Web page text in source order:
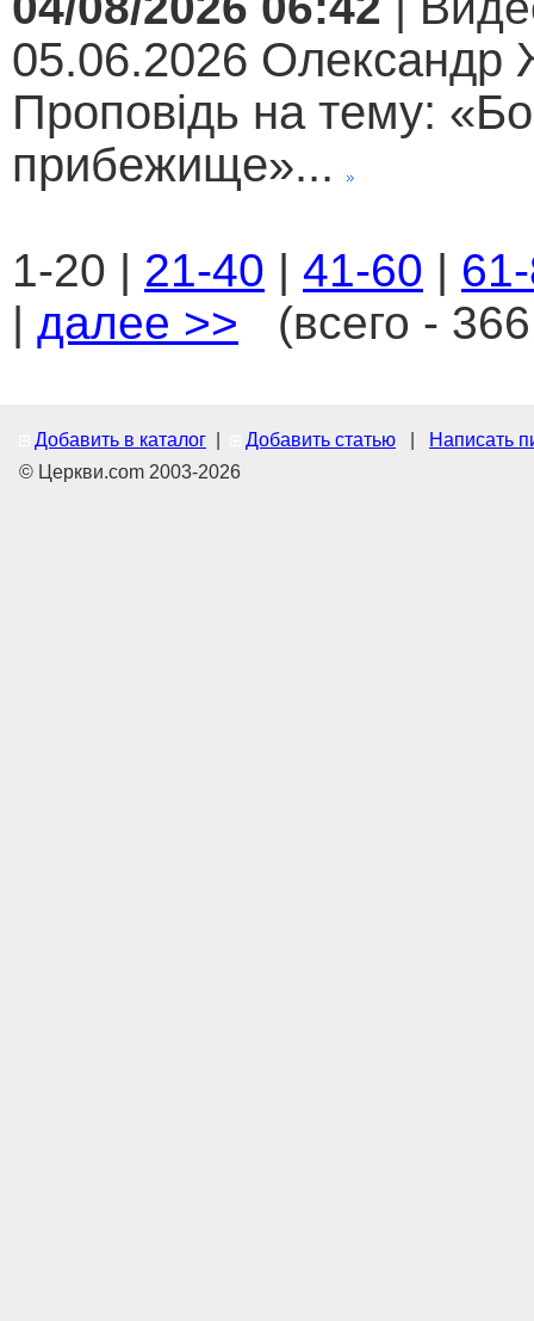
05.06.2026 Олександр
Проповідь на тему:
прибежище»...
1-20 | 21-40 | 41-60 |
| далее >> (всего -
Добавить в каталог Добавить статью
Написать
© Церкви.com 2003-2026